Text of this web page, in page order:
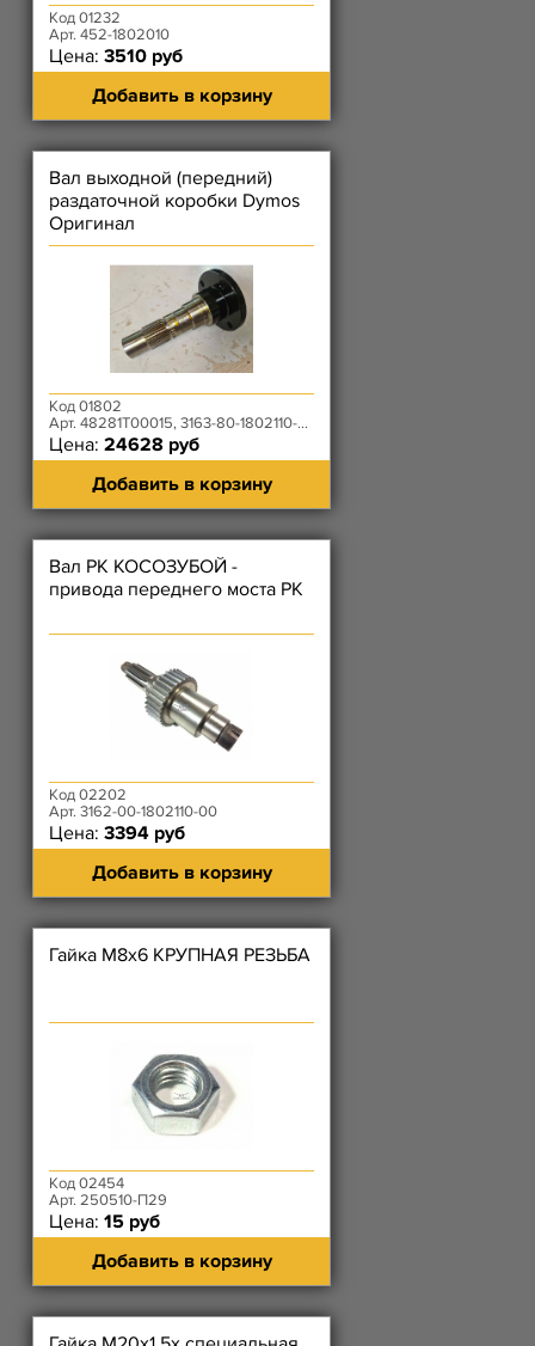
Код 01232
Арт. 452-1802010
Цена: 3510 руб
Добавить в корзину
Вал выходной (передний)
раздаточной коробки Dymos
Оригинал
Код 01802
Арт. 48281T00015, 3163-80-1802110-00
Цена: 24628 руб
Добавить в корзину
Вал РК КОСОЗУБОЙ -
привода переднего моста РК
Код 02202
Арт. 3162-00-1802110-00
Цена: 3394 руб
Добавить в корзину
Гайка М8х6 КРУПНАЯ РЕЗЬБА
Код 02454
Арт. 250510-П29
Цена: 15 руб
Добавить в корзину